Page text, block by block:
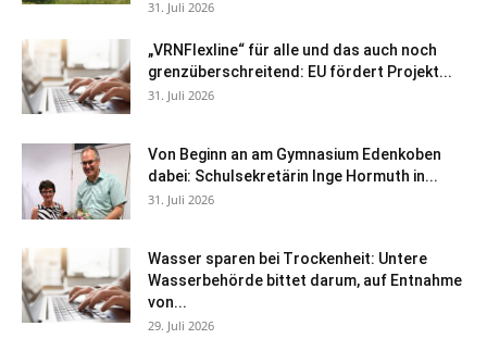
31. Juli 2026
„VRNFlexline“ für alle und das auch noch
grenzüberschreitend: EU fördert Projekt...
31. Juli 2026
Von Beginn an am Gymnasium Edenkoben
dabei: Schulsekretärin Inge Hormuth in...
31. Juli 2026
Wasser sparen bei Trockenheit: Untere
Wasserbehörde bittet darum, auf Entnahme
von...
29. Juli 2026